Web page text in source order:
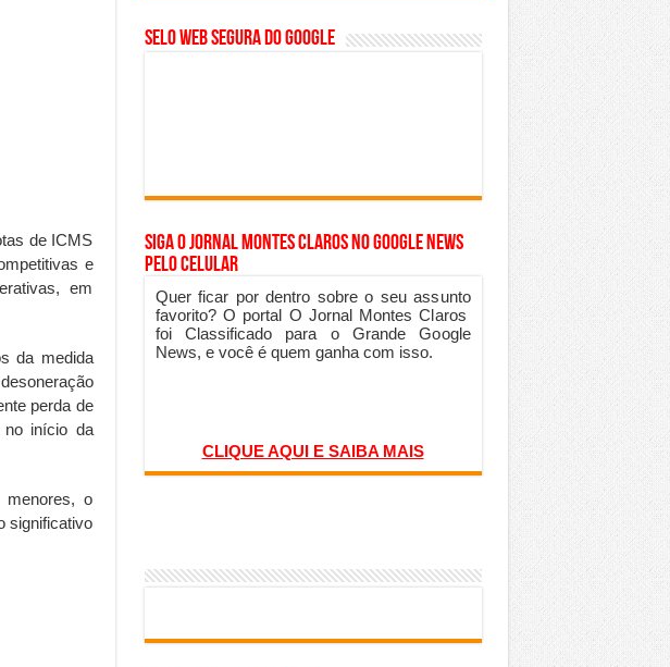
de ICMS
e
em
da medida
perda de
no início da
o
significativo
SELO WEB SEGURA do GOOGLE
Siga o Jornal Montes Claros no Google News
pelo Celular
Quer ficar por dentro sobre o seu assunto
favorito? O portal O Jornal Montes Claros
foi Classificado para o Grande Google
News, e você é quem ganha com isso.
CLIQUE AQUI E SAIBA MAIS